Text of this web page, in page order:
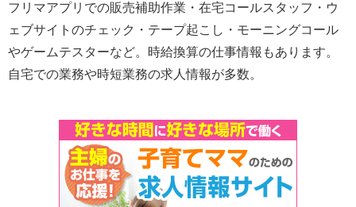
フリマアプリでの販売補助作業・在宅コールスタッフ・ウ
ェブサイトのチェック・テープ起こし・モーニングコール
やゲームテスターなど。時給換算の仕事情報もあります。
自宅での業務や時短業務の求人情報が多数。